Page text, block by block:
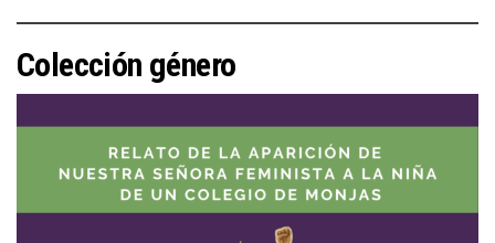
Colección género